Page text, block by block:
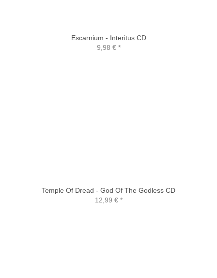
Escarnium - Interitus CD
9,98 €*
Temple Of Dread - God Of The Godless CD
12,99 €*